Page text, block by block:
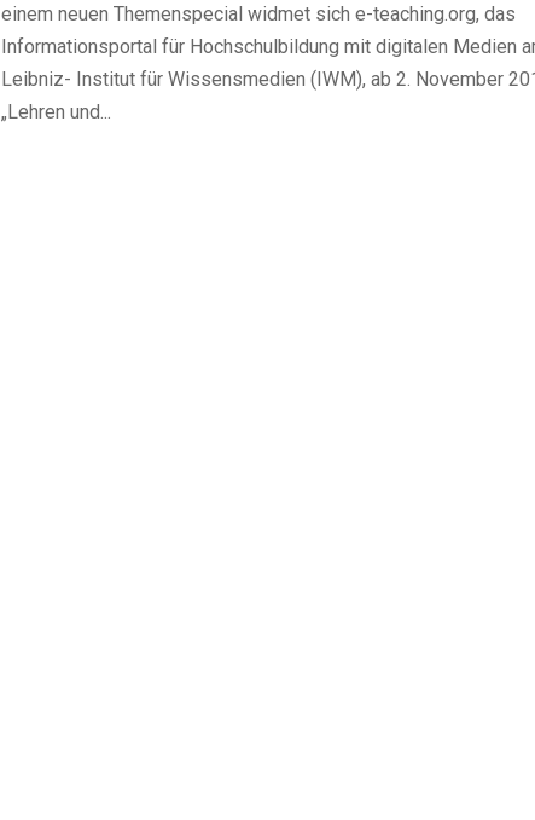
einem neuen Themenspecial widmet sich e-teaching.org, das
Informationsportal für Hochschulbildung mit digitalen Medien
Leibniz- Institut für Wissensmedien (IWM), ab 2. November
„Lehren und...